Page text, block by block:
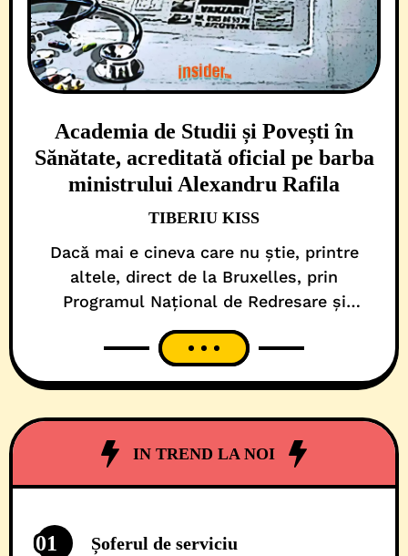
Academia de Studii și Povești în
Sănătate, acreditată oficial pe barba
ministrului Alexandru Rafila
TIBERIU KISS
Dacă mai e cineva care nu știe, printre
altele, direct de la Bruxelles, prin
Programul Național de Redresare și
Reziliență (PNRR), gestionat de Ministerul
Investițiilor și Proiectelor Europene (MIPE),
pe masa autorităților publice din România
în cadrul măsurii – Infrastructură
spitalicească publică nouă. Doar aparent au
IN TREND LA NOI
01 Șoferul de serviciu